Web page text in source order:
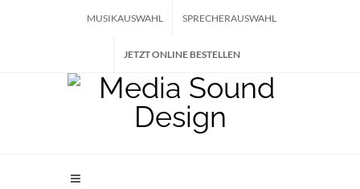
MUSIKAUSWAHL SPRECHERAUSWAHL
JETZT ONLINE BESTELLEN